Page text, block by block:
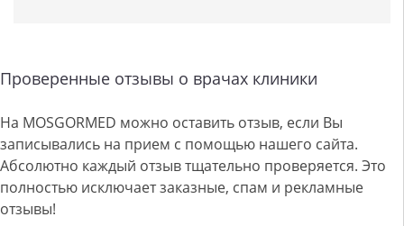
Проверенные отзывы о врачах клиники
На MOSGORMED можно оставить отзыв, если Вы
записывались на прием с помощью нашего сайта.
Абсолютно каждый отзыв тщательно проверяется. Это
полностью исключает заказные, спам и рекламные
отзывы!